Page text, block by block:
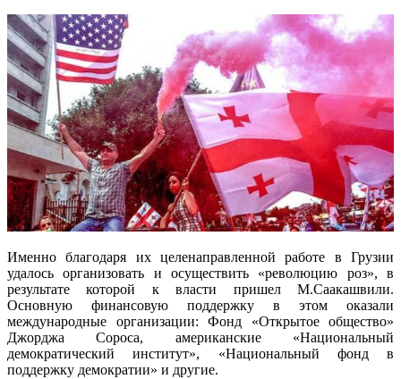
Именно благодаря их целенаправленной работе в Грузии
удалось организовать и осуществить «революцию роз», в
результате которой к власти пришел М.Саакашвили.
Основную финансовую поддержку в этом оказали
международные организации: Фонд «Открытое общество»
Джорджа Сороса, американские «Национальный
демократический институт», «Национальный фонд в
поддержку демократии» и другие.